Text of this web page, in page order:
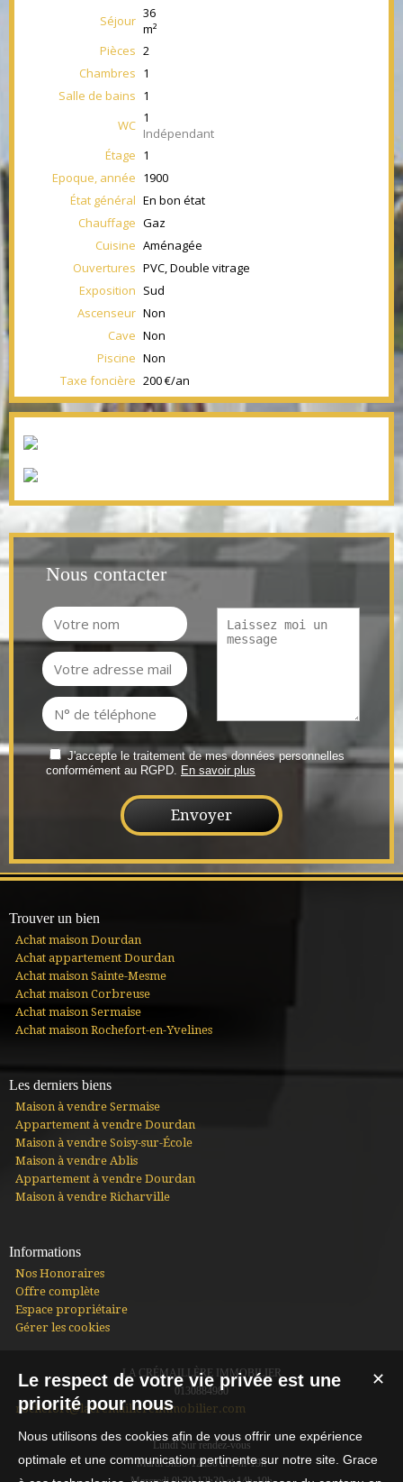
Séjour 36
m²
Pièces 2
Chambres 1
Salle de bains 1
WC 1
Indépendant
Étage 1
Epoque, année 1900
État général En bon état
Chauffage Gaz
Cuisine Aménagée
Ouvertures PVC, Double vitrage
Exposition Sud
Ascenseur Non
Cave Non
Piscine Non
Taxe foncière 200 €/an
Nous contacter
J'accepte le traitement de mes données personnelles
conformément au RGPD. En savoir plus
Trouver un bien
Achat maison Dourdan
Achat appartement Dourdan
Achat maison Sainte-Mesme
Achat maison Corbreuse
Achat maison Sermaise
Achat maison Rochefort-en-Yvelines
Les derniers biens
Maison à vendre Sermaise
Appartement à vendre Dourdan
Maison à vendre Soisy-sur-École
Maison à vendre Ablis
Appartement à vendre Dourdan
Maison à vendre Richarville
Informations
Nos Honoraires
Offre complète
Espace propriétaire
Gérer les cookies
LA CRÉMAILLÈRE IMMOBILIER
0130884980
rochefort@lacremaillereimmobilier.com
Lundi Sur rendez-vous
Mardi 9h30-12h30 et 14h-19h
✕
Le respect de votre vie privée est une
priorité pour nous
Nous utilisons des cookies afin de vous offrir une expérience
optimale et une communication pertinente sur notre site. Grace